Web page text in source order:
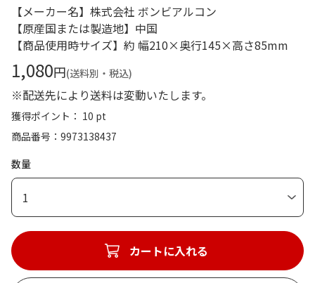
【メーカー名】株式会社 ボンビアルコン
【原産国または製造地】中国
【商品使用時サイズ】約 幅210×奥行145×高さ85mm
1,080円(送料別・税込)
※配送先により送料は変動いたします。
獲得ポイント： 10 pt
商品番号
9973138437
数量
1
カートに入れる